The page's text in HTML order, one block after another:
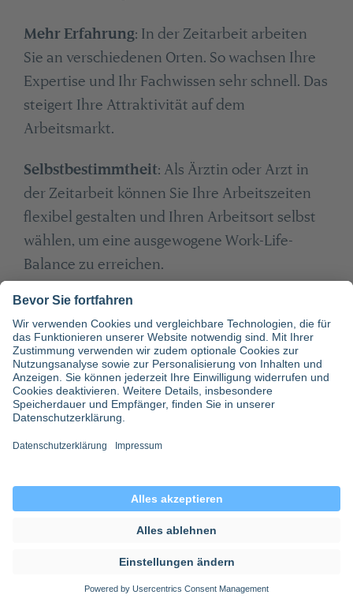
Mehr Erfahrung: In der Zeitarbeit arbeiten
Sie an verschiedenen Orten. So wachsen Ihre
Expertise und Ihr Fachwissen sehr schnell. Das
steigert Ihre Attraktivität auf dem
Arbeitsmarkt.
Selbstbestimmtheit: Als Ärztin oder Arzt in
der Zeitarbeit können Sie Ihre Arbeitszeiten
flexibel gestalten und Ihren Arbeitsort selbst
wählen, um eine ausgewogene Work-Life-
Balance zu erreichen.
Neue Kontakte: Durch wechselnde
Einsatzorte lernen Sie neue KollegInnen aus
vielen Fachbereichen und viele Entscheider
kennen. So bauen Sie als Ärztin oder Arzt ein
wertvolles Netzwerk in der
Gesundheitsbranche auf.
verdienen Sie deutlich mehr als Ihre
festangestellten KollegInnen. Ganz konkret
können Sie bei doctarit bis zu 120 Euro pro
Stunde verdienen.